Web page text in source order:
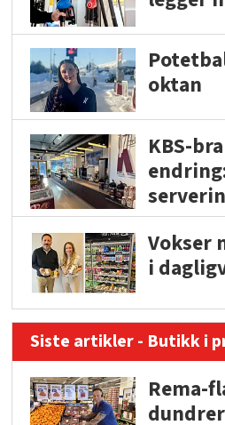
oktan
KBS-
Vokser
i
Siste artikler - Butikk i
Rema-